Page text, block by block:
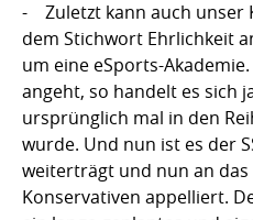
- Zuletzt kann auch unser
dem Stichwort Ehrlichkeit
um eine eSports-
angeht, so handelt es sich
ursprünglich mal in den
wurde. Und nun ist es der
weiterträgt und nun an das
Konservativen appelliert.